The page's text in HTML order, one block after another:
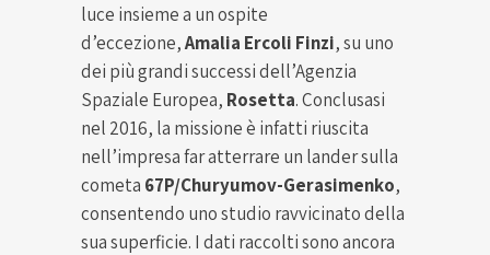
luce insieme a un ospite
d’eccezione,Amalia Ercoli Finzi, su uno
dei più grandi successi dell’Agenzia
Spaziale Europea, Rosetta. Conclusasi
nel 2016, la missione è infatti riuscita
nell’impresa far atterrare un lander sulla
cometa 67P/Churyumov-Gerasimenko,
consentendo uno studio ravvicinato della
sua superficie. I dati raccolti sono ancora